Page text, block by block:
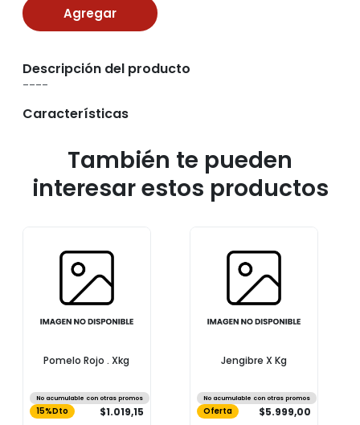
Agregar
Descripción del producto
----
Características
También te pueden
interesar estos productos
Pomelo Rojo . Xkg
No acumulable con otras promos
15%Dto $1.019,15
Jengibre X Kg
No acumulable con otras promos
Oferta $5.999,00